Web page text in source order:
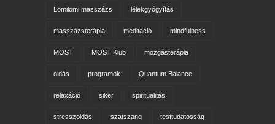
Lomilomi masszázs lélekgyógyítás
masszázsterápia meditáció mindfulness
MOST MOST Klub mozgásterápia
oldás programok Quantum Balance
relaxáció siker spiritualitás
stresszoldás szatszang testtudatosság